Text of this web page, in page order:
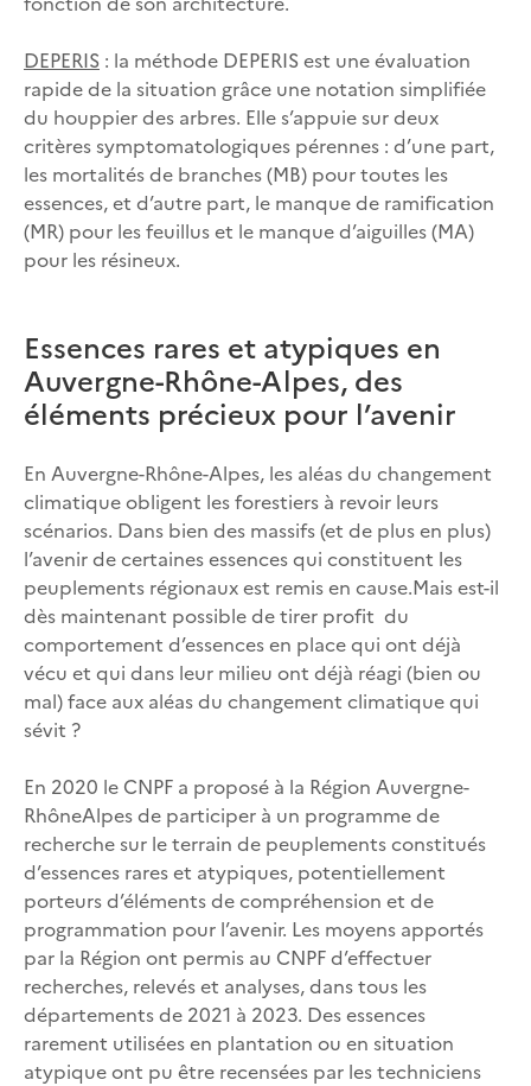
DEPERIS : la méthode DEPERIS est une évaluation
rapide de la situation grâce une notation simplifiée
du houppier des arbres. Elle s’appuie sur deux
critères symptomatologiques pérennes : d’une part,
les mortalités de branches (MB) pour toutes les
essences, et d’autre part, le manque de ramification
(MR) pour les feuillus et le manque d’aiguilles (MA)
pour les résineux.
Essences rares et atypiques en
Auvergne-Rhône-Alpes, des
éléments précieux pour l’avenir
En Auvergne-Rhône-Alpes, les aléas du changement
climatique obligent les forestiers à revoir leurs
scénarios. Dans bien des massifs (et de plus en plus)
l’avenir de certaines essences qui constituent les
peuplements régionaux est remis en cause.Mais est-il
dès maintenant possible de tirer profit du
comportement d’essences en place qui ont déjà
vécu et qui dans leur milieu ont déjà réagi (bien ou
mal) face aux aléas du changement climatique qui
sévit ?
En 2020 le CNPF a proposé à la Région Auvergne-
RhôneAlpes de participer à un programme de
recherche sur le terrain de peuplements constitués
d’essences rares et atypiques, potentiellement
porteurs d’éléments de compréhension et de
programmation pour l’avenir. Les moyens apportés
par la Région ont permis au CNPF d’effectuer
recherches, relevés et analyses, dans tous les
départements de 2021 à 2023. Des essences
rarement utilisées en plantation ou en situation
atypique ont pu être recensées par les techniciens